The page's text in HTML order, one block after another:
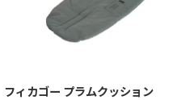
フィカゴー プラムクッション